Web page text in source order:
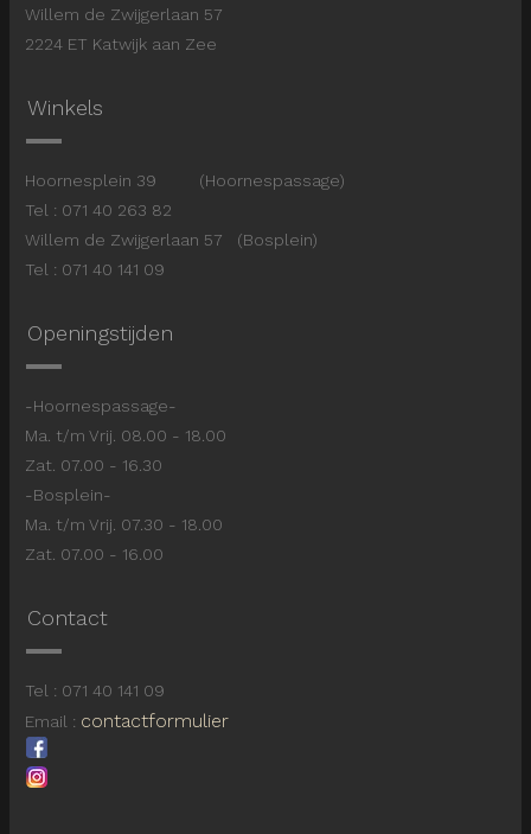
Willem de Zwijgerlaan 57
2224 ET Katwijk aan Zee
Winkels
Hoornesplein 39 (Hoornespassage)
Tel : 071 40 263 82
Willem de Zwijgerlaan 57 (Bosplein)
Tel : 071 40 141 09
Openingstijden
-Hoornespassage-
Ma. t/m Vrij. 08.00 - 18.00
Zat. 07.00 - 16.30
-Bosplein-
Ma. t/m Vrij. 07.30 - 18.00
Zat. 07.00 - 16.00
Contact
Tel : 071 40 141 09
Email : contactformulier